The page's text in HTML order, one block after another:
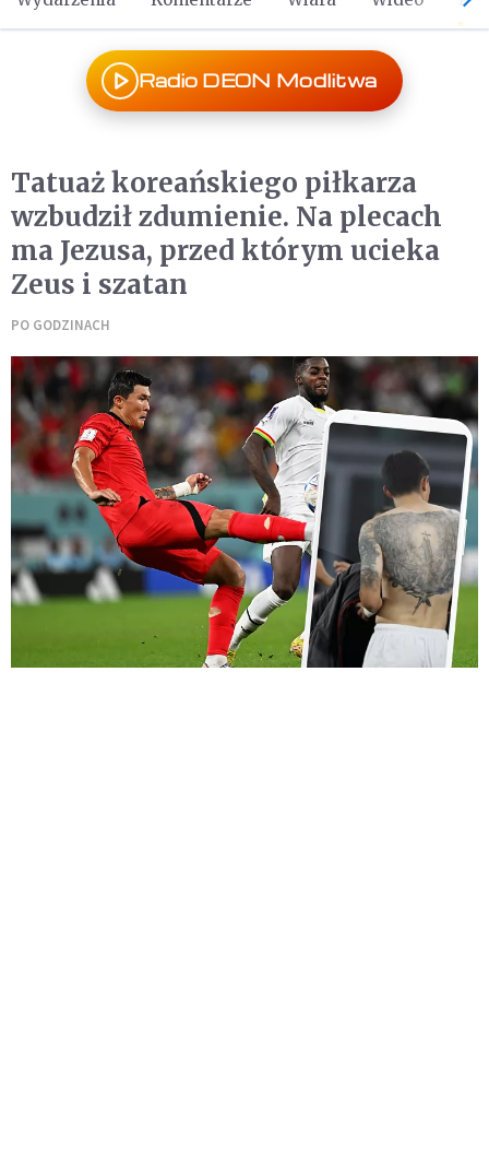
Radio DEON Modlitwa
Tatuaż koreańskiego piłkarza
wzbudził zdumienie. Na plecach
ma Jezusa, przed którym ucieka
Zeus i szatan
PO GODZINACH